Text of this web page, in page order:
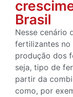
Brasil
Nesse cenário
fertilizantes no
produção dos
seja, tipo de
partir da
como, por